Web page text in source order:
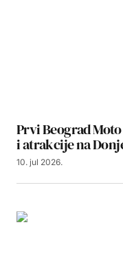
Prvi Beograd
i atrakcije na
10. jul 2026.